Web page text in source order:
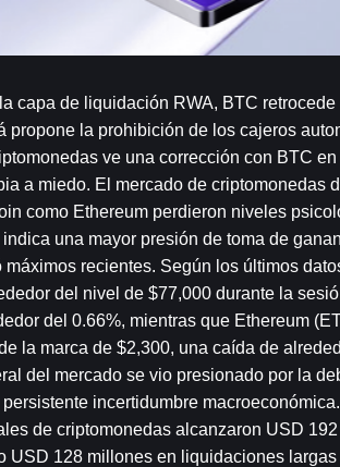
capa de liquidación RWA, BTC
propone la prohibición de los cajeros
ve una corrección con BTC
a miedo. El mercado de criptomonedas
como Ethereum perdieron niveles
una mayor presión de toma de
máximos recientes. Según los últimos
del nivel de $77,000 durante la
del 0.66%, mientras que Ethereum
la marca de $2,300, una caída de
del mercado se vio presionado por la
incertidumbre
de criptomonedas alcanzaron USD
USD 128 millones en liquidaciones